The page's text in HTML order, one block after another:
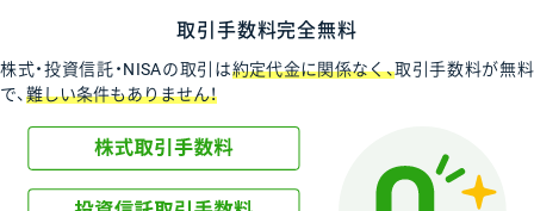
取引手数料完全無料
株式・投資信託・NISAの取引は約定代金に関係なく、取引手数料が無料
で、 難しい条件もありません！